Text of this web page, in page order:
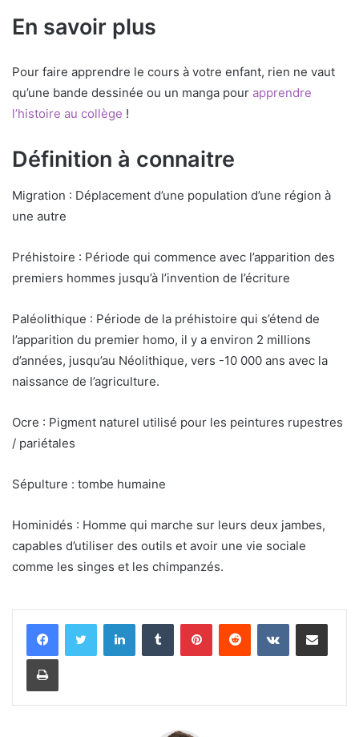
En savoir plus
Pour faire apprendre le cours à votre enfant, rien ne vaut
qu’une bande dessinée ou un manga pour apprendre
l’histoire au collège !
Définition à connaitre
Migration : Déplacement d’une population d’une région à
une autre
Préhistoire : Période qui commence avec l’apparition des
premiers hommes jusqu’à l’invention de l’écriture
Paléolithique : Période de la préhistoire qui s’étend de
l’apparition du premier homo, il y a environ 2 millions
d’années, jusqu’au Néolithique, vers -10 000 ans avec la
naissance de l’agriculture.
Ocre : Pigment naturel utilisé pour les peintures rupestres
/ pariétales
Sépulture : tombe humaine
Hominidés : Homme qui marche sur leurs deux jambes,
capables d’utiliser des outils et avoir une vie sociale
comme les singes et les chimpanzés.
LinkedinTumblr PinterestReddit VKontaktePartager par email
Imprimer